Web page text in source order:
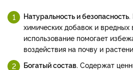
Натуральность и безопасность
химических добавок и
использование помогает
воздействия на почву и
Богатый состав. Содержат